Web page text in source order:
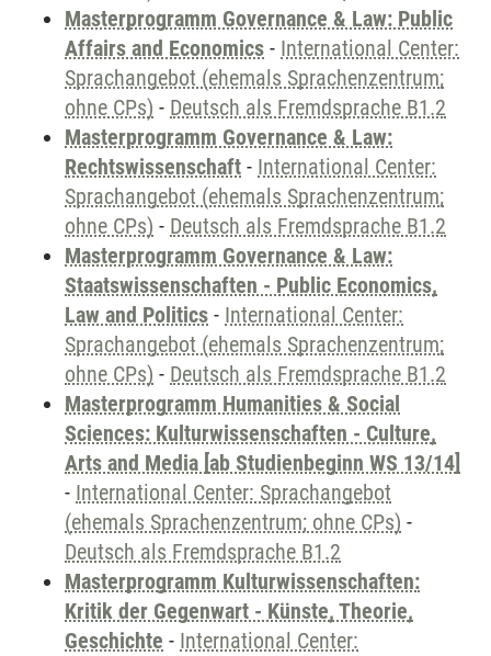
Masterprogramm Governance & Law: Public
Affairs and Economics - International Center:
Sprachangebot (ehemals Sprachenzentrum;
ohne CPs) - Deutsch als Fremdsprache B1.2
Masterprogramm Governance & Law:
Rechtswissenschaft - International Center:
Sprachangebot (ehemals Sprachenzentrum;
ohne CPs) - Deutsch als Fremdsprache B1.2
Masterprogramm Governance & Law:
Staatswissenschaften - Public Economics,
Law and Politics - International Center:
Sprachangebot (ehemals Sprachenzentrum;
ohne CPs) - Deutsch als Fremdsprache B1.2
Masterprogramm Humanities & Social
Sciences: Kulturwissenschaften - Culture,
Arts and Media [ab Studienbeginn WS 13/14]
- International Center: Sprachangebot
(ehemals Sprachenzentrum; ohne CPs) -
Deutsch als Fremdsprache B1.2
Masterprogramm Kulturwissenschaften:
Kritik der Gegenwart - Künste, Theorie,
Geschichte - International Center: